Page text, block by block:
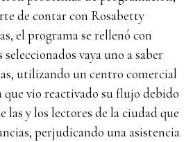
de contar con Rosabetty
el programa se rellenó con
vaya uno a saber
utilizando un centro comercial
que vio reactivado su flujo debido
las y los lectores de la ciudad que
perjudicando una asistencia